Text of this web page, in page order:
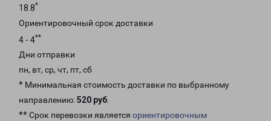
18.8*
Ориентировочный срок доставки
4 - 4**
Дни отправки
пн, вт, ср, чт, пт, сб
* Минимальная стоимость доставки по выбранному
направлению: 520 руб.
** Срок перевозки является ориентировочным